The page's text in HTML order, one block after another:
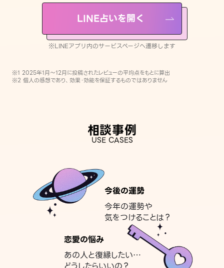
LINE占いを開く
※LINEアプリ内のサービスページへ遷移します
※1 2025年1月〜12月に投稿されたレビューの平均点をもとに算出
※2 個人の感想であり、効果・効能を保証するものではありません
相談事例
USE CASES
今後の運勢
今年の運勢や
気をつけることは？
恋愛の悩み
あの人と復縁したい…